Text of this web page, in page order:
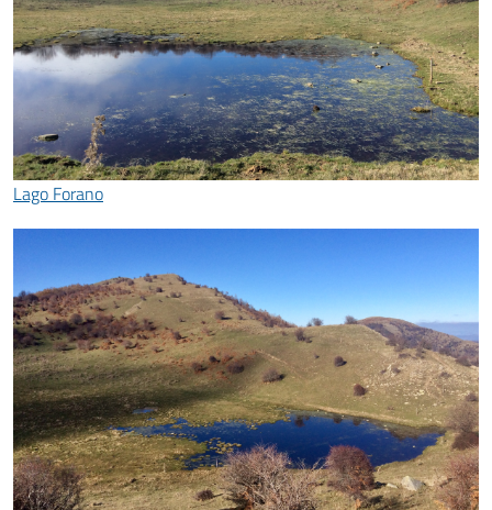
Lago Forano